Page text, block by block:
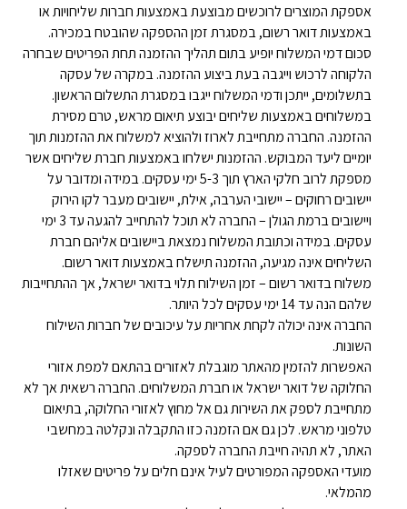
אספקת המוצרים לרוכשים מבוצעת באמצעות חברות שליחויות או
באמצעות דואר רשום, במסגרת זמן ההספקה שהובטח במכירה.
סכום דמי המשלוח יופיע בתום תהליך ההזמנה תחת הפריטים שבחרה
הלקוחה לרכוש וייגבה בעת ביצוע ההזמנה. במקרה של עסקה
בתשלומים, ייתכן ודמי המשלוח ייגבו במסגרת התשלום הראשון.
במשלוחים באמצעות שליחים יבוצע תיאום מראש, טרם מסירת
ההזמנה. החברה מתחייבת לארוז ולהוציא למשלוח את ההזמנות תוך
יומיים ליעד המבוקש. ההזמנות ישלחו באמצעות חברת שליחים אשר
מספקת לרוב חלקי הארץ תוך 5-3 ימי עסקים. במידה ומדובר על
יישובים רחוקים – יישובי הערבה, אילת, יישובים מעבר לקו הירוק
ויישובים ברמת הגולן – החברה לא תוכל להתחייב להגעה עד 3 ימי
עסקים. במידה וכתובת המשלוח נמצאת ביישובים אליהם חברת
השליחים אינה מגיעה, ההזמנה תישלח באמצעות דואר רשום.
משלוח בדואר רשום – זמן השילוח תלוי בדואר ישראל, אך ההתחייבות
שלהם הנה עד 14 ימי עסקים לכל היותר.
החברה אינה יכולה לקחת אחריות על עיכובים של חברות השילוח
השונות.
האפשרות להזמין מהאתר מוגבלת לאזורים בהתאם למפת אזורי
החלוקה של דואר ישראל או חברת המשלוחים. החברה רשאית אך לא
מתחייבת לספק את השירות גם אל מחוץ לאזורי החלוקה, בתיאום
טלפוני מראש. לכן גם אם הזמנה כזו התקבלה ונקלטה במחשבי
האתר, לא תהיה חייבת החברה לספקה.
מועדי האספקה המפורטים לעיל אינם חלים על פריטים שאזלו
מהמלאי.